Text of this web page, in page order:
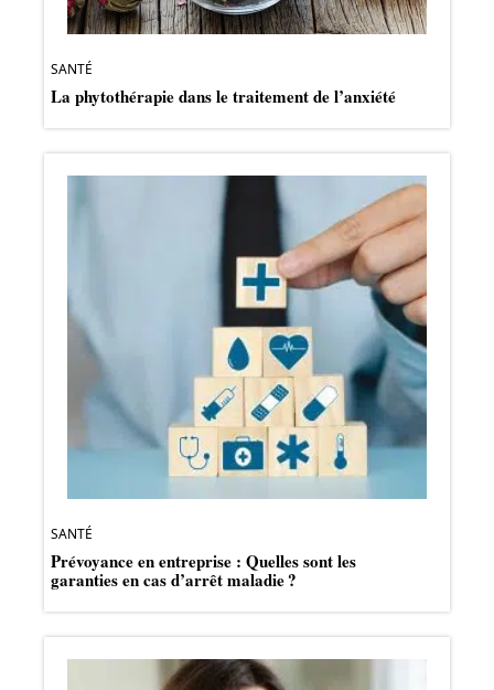
SANTÉ
La phytothérapie dans le traitement de l’anxiété
SANTÉ
Prévoyance en entreprise : Quelles sont les
garanties en cas d’arrêt maladie ?